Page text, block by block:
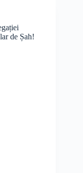
de Șah!